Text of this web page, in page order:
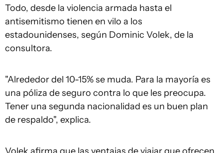
Todo, desde la violencia armada hasta el
antisemitismo tienen en vilo a los
estadounidenses, según Dominic Volek, de la
consultora.
"Alrededor del 10-15% se muda. Para la mayoría es
una póliza de seguro contra lo que les preocupa.
Tener una segunda nacionalidad es un buen plan
de respaldo", explica.